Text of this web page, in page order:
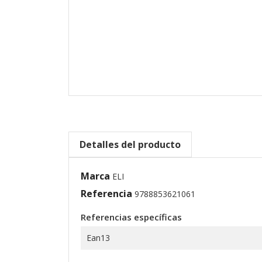
Detalles del producto
Marca ELI
Referencia 9788853621061
Referencias específicas
Ean13